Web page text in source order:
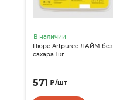
В наличии
Пюре Artpuree ЛАЙМ без
сахара 1кг
571 ₽/шт